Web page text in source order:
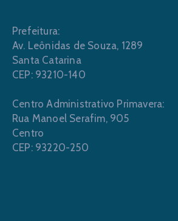
Prefeitura:
Av. Leônidas de Souza, 1289
Santa Catarina
CEP: 93210-140
Centro Administrativo Primavera:
Rua Manoel Serafim, 905
Centro
CEP: 93220-250